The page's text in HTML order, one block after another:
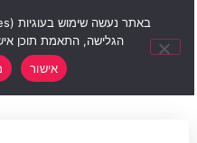
הגלישה, התאמת תוכן
אישור